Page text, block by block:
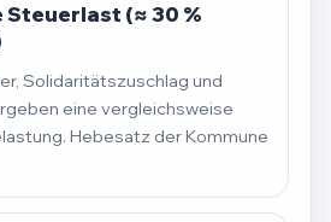
Steuerlast (≈ 30 %
Solidaritätszuschlag und
eine vergleichsweise
Hebesatz der Kommune